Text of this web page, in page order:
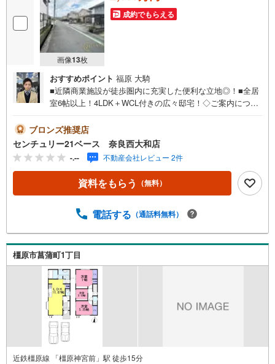
画像13枚
成約でもらえる
おすすめポイント 福原 大騎
■近隣商業施設が徒歩圏内に充実した便利な立地◎！■全居
室6帖以上！4LDK＋WCL付きの広々邸宅！◇ご案内につい
もご見学可！・今から見たい！というお声にもご対応でき
ます！◇住宅ローンもお任せください！◇・提携銀行多数
あり（地方銀行・都市銀行・信用金庫etc）・優遇後適用金
利 0.875％～（審査内容により異なります）--- ◇◇ Yaho
o！不動産キャンペーン対象店舗 ◇◇ ----当店で物件を成約
いただくとPayPayボーナスライトがもらえる【Yahoo！不
をもらう」「見学予約をする」からエントリーください。※
さい。-----------------------------
ブロンズ推奨店
センチュリー21ベース 奈良西大和店
-.-- 不動産会社レビュー 2件
資料をもらう （無料）
電話する （通話料無料）
橿原市菖蒲町1丁目
近鉄橿原線 「橿原神宮前」駅 徒歩15分